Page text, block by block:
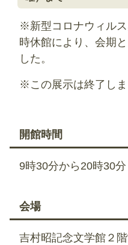
※新型コロナウィル
時休館により、会期
した。
※この展示は終了し
開館時間
9時30分から20時30分
会場
吉村昭記念文学館２